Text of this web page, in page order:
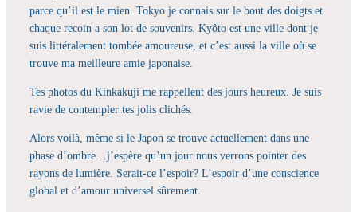
parce qu’il est le mien. Tokyo je connais sur le bout des doigts et
chaque recoin a son lot de souvenirs. Kyôto est une ville dont je
suis littéralement tombée amoureuse, et c’est aussi la ville où se
trouve ma meilleure amie japonaise.
Tes photos du Kinkakuji me rappellent des jours heureux. Je suis
ravie de contempler tes jolis clichés.
Alors voilà, même si le Japon se trouve actuellement dans une
phase d’ombre…j’espère qu’un jour nous verrons pointer des
rayons de lumière. Serait-ce l’espoir? L’espoir d’une conscience
global et d’amour universel sûrement.